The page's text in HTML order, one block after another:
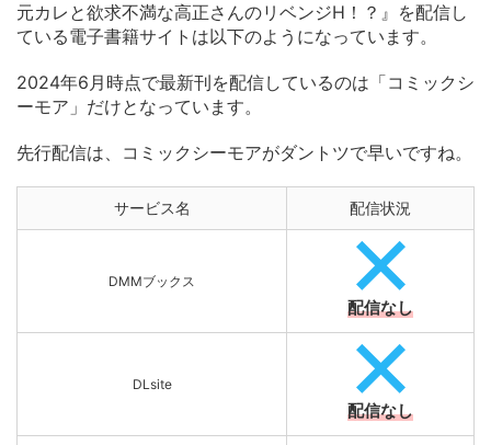
元カレと欲求不満な高正さんのリベンジH！？』を配信し
ている電子書籍サイトは以下のようになっています。
2024年6月時点で最新刊を配信しているのは「コミックシ
ーモア」だけとなっています。
先行配信は、コミックシーモアがダントツで早いですね。
サービス名 配信状況
DMMブックス
配信なし
DLsite
配信なし